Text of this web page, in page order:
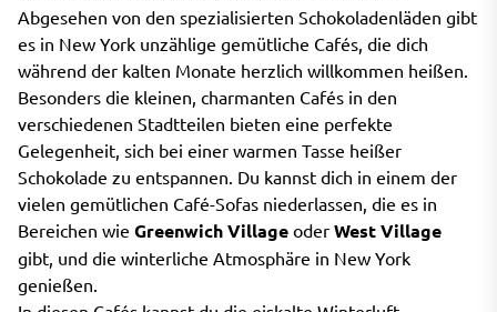
Abgesehen von den spezialisierten Schokoladenläden gibt
es in New York unzählige gemütliche Cafés, die dich
während der kalten Monate herzlich willkommen heißen.
Besonders die kleinen, charmanten Cafés in den
verschiedenen Stadtteilen bieten eine perfekte
Gelegenheit, sich bei einer warmen Tasse heißer
Schokolade zu entspannen. Du kannst dich in einem der
vielen gemütlichen Café-Sofas niederlassen, die es in
Bereichen wie Greenwich Village oder West Village
gibt, und die winterliche Atmosphäre in New York
genießen.